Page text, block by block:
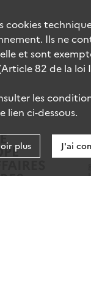
cookies
Ils ne
et sont
82 de la
les
lien ci-dessous.
plus J'ai